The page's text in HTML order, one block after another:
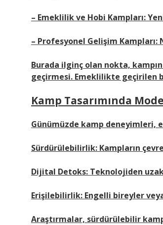
– Emeklilik ve Hobi Kampları:
– Profesyonel Gelişim
Burada ilginç olan nokta,
geçirmesi. Emeklilikte geçirilen
Kamp Tasarımında
Günümüzde kamp deneyimleri,
Sürdürülebilirlik: Kampların
Dijital Detoks: Teknolojiden
Erişilebilirlik: Engelli bireyler
Araştırmalar, sürdürülebilir kamp